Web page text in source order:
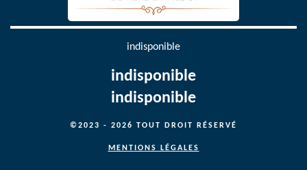
indisponible
indisponible
indisponible
©2023 - 2026 TOUT DROIT RÉSERVÉ
MENTIONS LÉGALES